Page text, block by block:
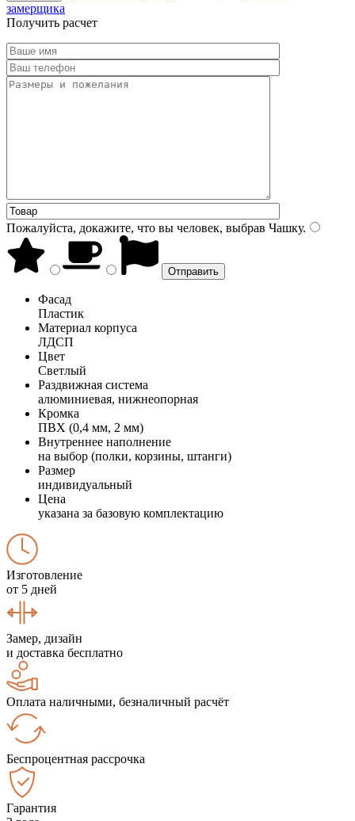
замерщика
Получить расчет
Пожалуйста, докажите, что вы человек, выбрав Чашку.
Фасад
Пластик
Материал корпуса
ЛДСП
Цвет
Светлый
Раздвижная система
алюминиевая, нижнеопорная
Кромка
ПВХ (0,4 мм, 2 мм)
Внутреннее наполнение
на выбор (полки, корзины, штанги)
Размер
индивидуальный
Цена
указана за базовую комплектацию
Изготовление
от 5 дней
Замер, дизайн
и доставка бесплатно
Оплата наличными, безналичный расчёт
Беспроцентная рассрочка
Гарантия